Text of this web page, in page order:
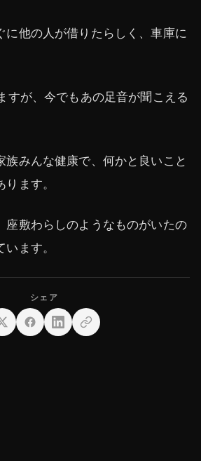
に他の人が借りたらしく、車庫に
すが、今でもあの足音が聞こえる
族みんな健康で、何かと良いこと
ます。
座敷わらしのようなものがいたの
ます。